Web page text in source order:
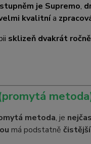
je Supremo,
kvalitnía
sklizeň dvakrát ročně
metoda, je
má podstatně